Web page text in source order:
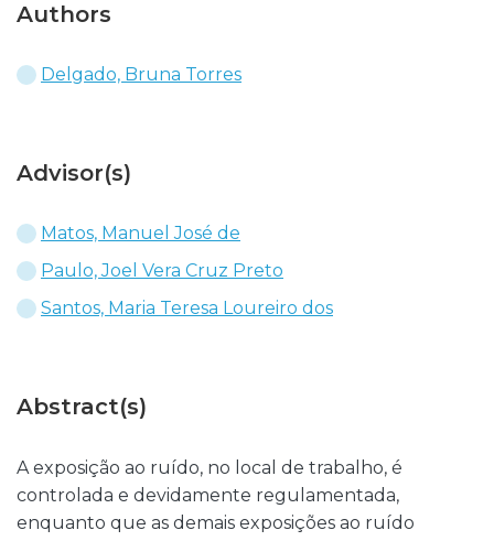
Authors
Delgado, Bruna Torres
Advisor(s)
Matos, Manuel José de
Paulo, Joel Vera Cruz Preto
Santos, Maria Teresa Loureiro dos
Abstract(s)
A exposição ao ruído, no local de trabalho, é
controlada e devidamente regulamentada,
enquanto que as demais exposições ao ruído